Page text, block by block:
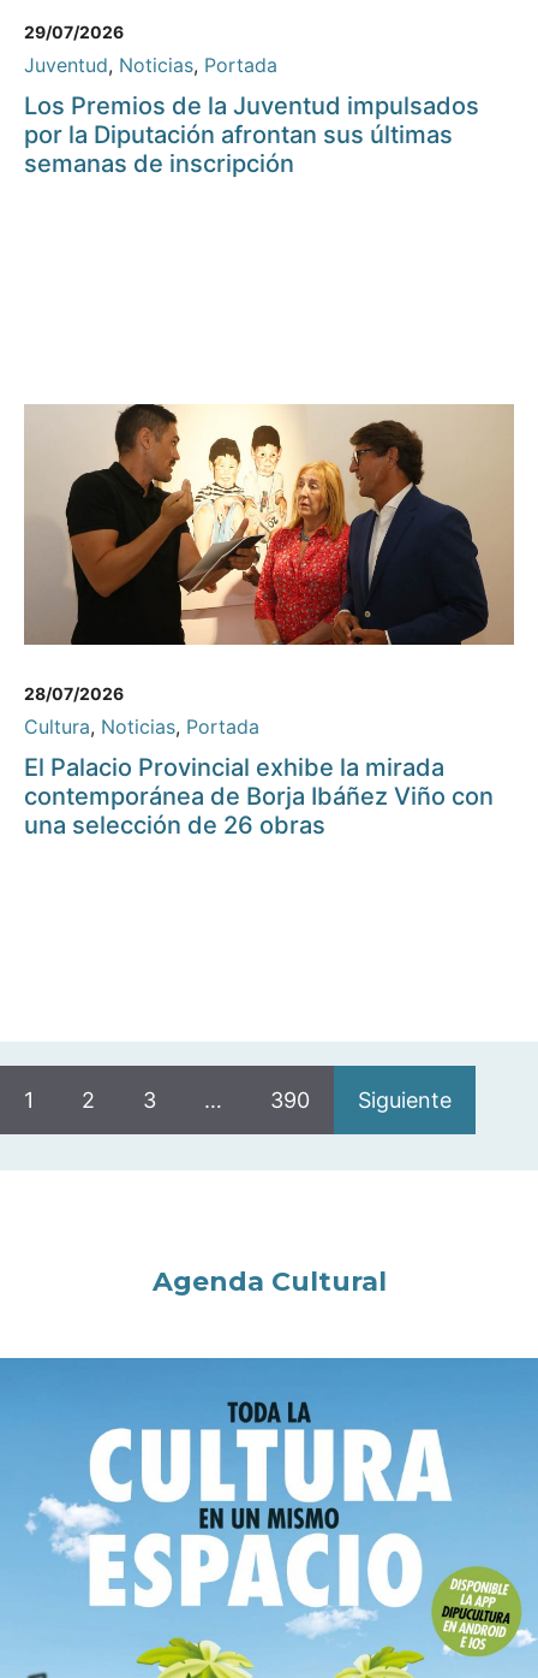
29/07/2026
Juventud, Noticias, Portada
Los Premios de la Juventud impulsados
por la Diputación afrontan sus últimas
semanas de inscripción
28/07/2026
Cultura, Noticias, Portada
El Palacio Provincial exhibe la mirada
contemporánea de Borja Ibáñez Viño con
una selección de 26 obras
1 2 3 … 390 Siguiente
Agenda Cultural